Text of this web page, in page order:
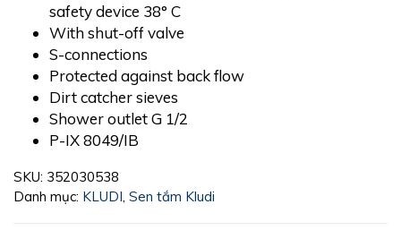
safety device 38° C
With shut-off valve
S-connections
Protected against back flow
Dirt catcher sieves
Shower outlet G 1/2
P-IX 8049/IB
SKU: 352030538
Danh mục: KLUDI Sen tắm Kludi